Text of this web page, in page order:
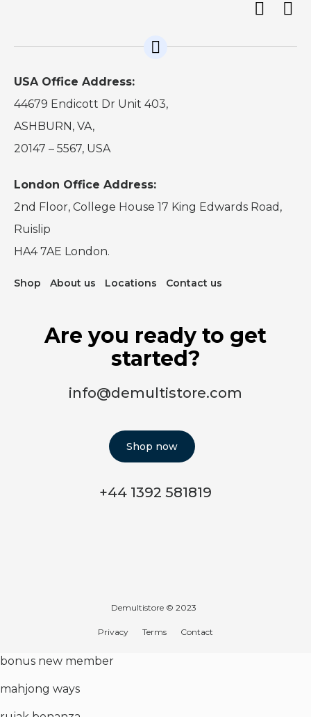
USA Office Address:
44679 Endicott Dr Unit 403,
ASHBURN, VA,
20147 – 5567, USA
London Office Address:
2nd Floor, College House 17 King Edwards Road,
Ruislip
HA4 7AE London.
Shop About us Locations Contact us
Are you ready to get
started?
info@demultistore.com
Shop now
+44 1392 581819
Demultistore © 2023
Privacy Terms Contact
bonus new member
mahjong ways